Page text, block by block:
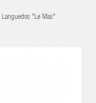
Languedoc "Le Mas"